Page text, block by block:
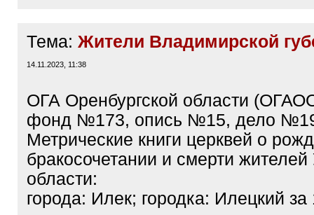
Тема: Жители Владимирской
14.11.2023, 11:38
ОГА Оренбургской области
фонд №173, опись №15, дело
Метрические книги церквей о
бракосочетании и смерти жителей
области:
города: Илек; городка: Илецкий за